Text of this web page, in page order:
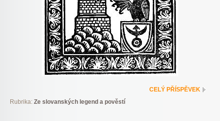
CELÝ PŘÍSPĚVEK
Rubrika: Ze slovanských legend a pověstí